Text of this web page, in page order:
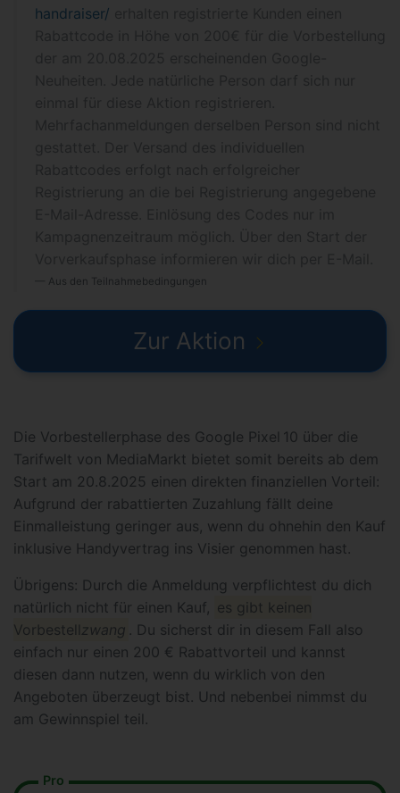
handraiser/
Aus den Teilnahmebedingungen
Zur Aktion
Die Vorbestellerphase des Google Pixel 10 über die
Tarifwelt von MediaMarkt bietet somit bereits ab dem
Start am 20.8.2025 einen direkten finanziellen Vorteil:
Aufgrund der rabattierten Zuzahlung fällt deine
Einmalleistung geringer aus, wenn du ohnehin den Kauf
inklusive Handyvertrag ins Visier genommen hast.
Übrigens: Durch die Anmeldung verpflichtest du dich
natürlich nicht für einen Kauf, es gibt keinen
Vorbestell zwang . Du sicherst dir in diesem Fall also
einfach nur einen 200 € Rabattvorteil und kannst
diesen dann nutzen, wenn du wirklich von den
Angeboten überzeugt bist. Und nebenbei nimmst du
am Gewinnspiel teil.
Pro